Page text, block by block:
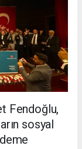
Fendoğlu,
sosyal